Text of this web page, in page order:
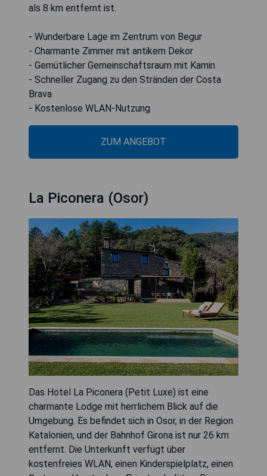
als 8 km entfernt ist.
- Wunderbare Lage im Zentrum von Begur
- Charmante Zimmer mit antikem Dekor
- Gemütlicher Gemeinschaftsraum mit Kamin
- Schneller Zugang zu den Stränden der Costa
Brava
- Kostenlose WLAN-Nutzung
ZUM ANGEBOT
La Piconera (Osor)
Das Hotel La Piconera (Petit Luxe) ist eine
charmante Lodge mit herrlichem Blick auf die
Umgebung. Es befindet sich in Osor, in der Region
Katalonien, und der Bahnhof Girona ist nur 26 km
entfernt. Die Unterkunft verfügt über
kostenfreies WLAN, einen Kinderspielplatz, einen